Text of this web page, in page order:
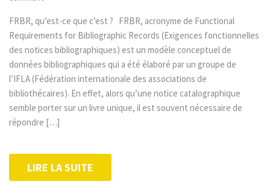
FRBR, qu’est-ce que c’est ? FRBR, acronyme de Functional
Requirements for Bibliographic Records (Exigences fonctionnelles
des notices bibliographiques) est un modèle conceptuel de
données bibliographiques qui a été élaboré par un groupe de
l’IFLA (Fédération internationale des associations de
bibliothécaires). En effet, alors qu’une notice catalographique
semble porter sur un livre unique, il est souvent nécessaire de
répondre […]
LIRE LA SUITE